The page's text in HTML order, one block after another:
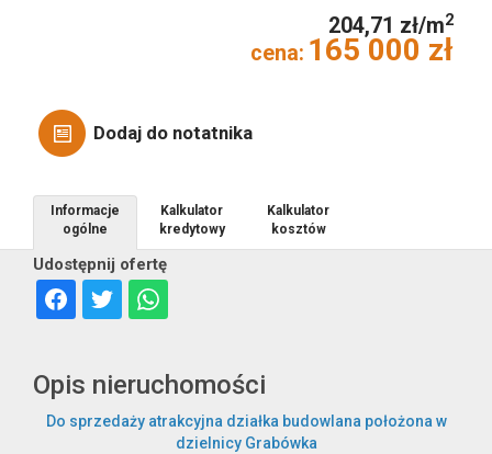
Obiekty
204,71 zł/m2
cena: 165 000 zł
Dodaj do notatnika
Udostępnij ofertę
Informacje
ogólne
Kalkulator
kredytowy
Kalkulator
kosztów
Opis nieruchomości
Do sprzedaży atrakcyjna działka budowlana położona w
dzielnicy Grabówka